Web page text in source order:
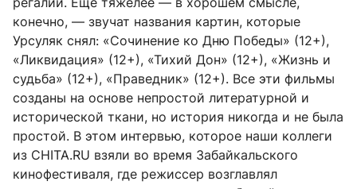
конечно, — звучат названия картин, которые
Урсуляк снял: «Сочинение ко Дню Победы» (12+),
«Ликвидация» (12+), «Тихий Дон» (12+), «Жизнь и
судьба» (12+), «Праведник» (12+). Все эти фильмы
созданы на основе непростой литературной и
исторической ткани, но история никогда и не была
простой. В этом интервью, которое наши коллеги
из CHITA.RU взяли во время Забайкальского
кинофестиваля, где режиссер возглавлял